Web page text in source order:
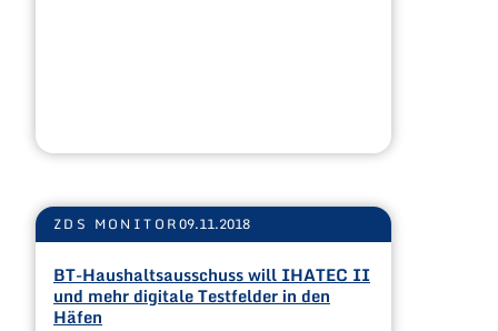
ZDS MONITOR09.11.2018
BT-Haushaltsausschuss will IHATEC II
und mehr digitale Testfelder in den
Häfen